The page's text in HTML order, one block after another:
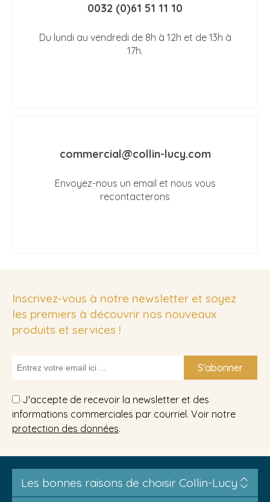
0032 (0)61 51 11 10
Du lundi au vendredi de 8h à 12h et de 13h à
17h.
commercial@collin-lucy.com
Envoyez-nous un email et nous vous
recontacterons
Inscrivez-vous à notre newsletter et soyez
les premiers à découvrir nos nouveaux
produits et services !
S'abonner
J'accepte de recevoir la newsletter et des
informations commerciales par courriel. Voir notre
protection des données.
Les bonnes raisons de choisir Collin-Lucy